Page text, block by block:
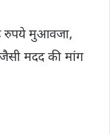
रुपये मुआवजा,
मदद की मांग